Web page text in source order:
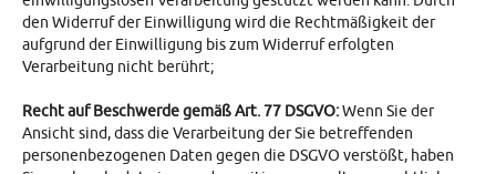
den Widerruf der Einwilligung wird die Rechtmäßigkeit der
aufgrund der Einwilligung bis zum Widerruf erfolgten
Verarbeitung nicht berührt;
Recht auf Beschwerde gemäß Art. 77 DSGVO:Wenn Sie der
Ansicht sind, dass die Verarbeitung der Sie betreffenden
personenbezogenen Daten gegen die DSGVO verstößt, haben